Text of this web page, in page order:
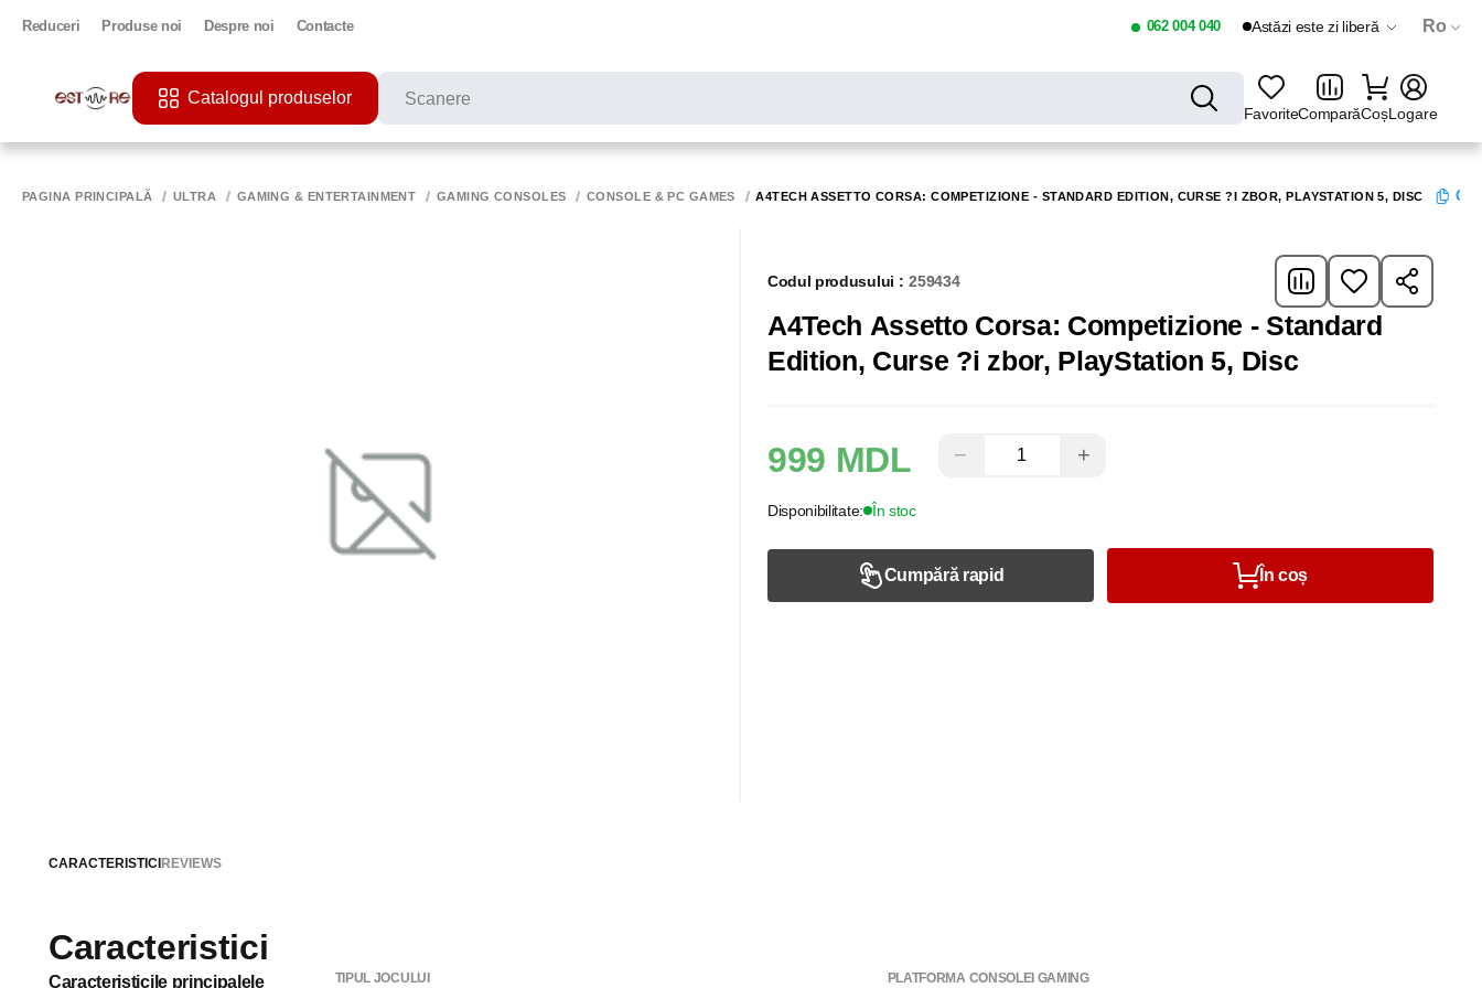
Reduceri Produse noi Despre noi Contacte 062 004 040 Astăzi este zi liberă Ro
Catalogul produselor
FavoriteComparăCoșLogare
PAGINA PRINCIPALĂ ULTRA GAMING & ENTERTAINMENT GAMING CONSOLES CONSOLE & PC GAMES A4TECH ASSETTO CORSA: COMPETIZIONE - STANDARD EDITION, CURSE ?I ZBOR, PLAYSTATION 5, DISC
Codul produsului : 259434
A4Tech Assetto Corsa: Competizione - Standard
Edition, Curse ?i zbor, PlayStation 5, Disc
999 MDL − +
Disponibilitate: În stoc
Cumpără rapid În coș
CARACTERISTICI REVIEWS
Caracteristici
Caracteristicile principalele TIPUL JOCULUI PLATFORMA CONSOLEI GAMING